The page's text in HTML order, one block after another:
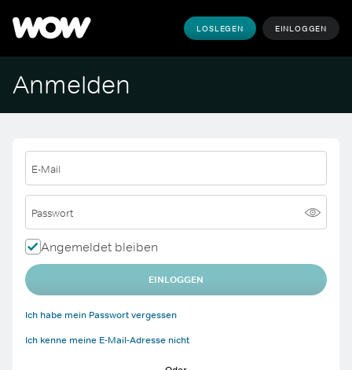
LOSLEGEN EINLOGGEN
Anmelden
E-Mail
Passwort
Angemeldet bleiben
EINLOGGEN
Ich habe mein Passwort vergessen
Ich kenne meine E-Mail-Adresse nicht